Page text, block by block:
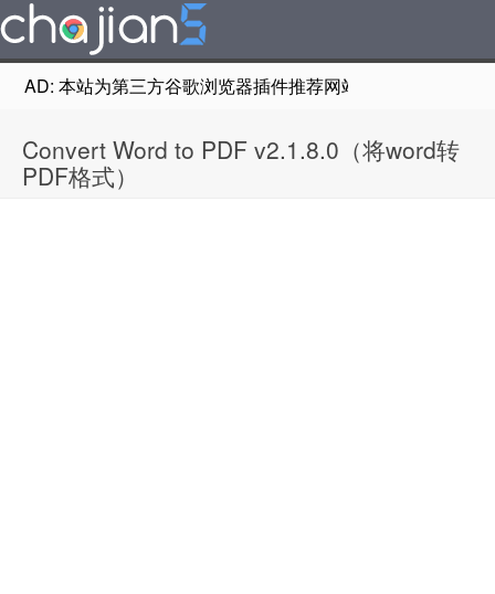
AD: 本站为第三方谷歌浏览器插件推荐网站，非Google
Convert Word to PDF v2.1.8.0（将word转
PDF格式）